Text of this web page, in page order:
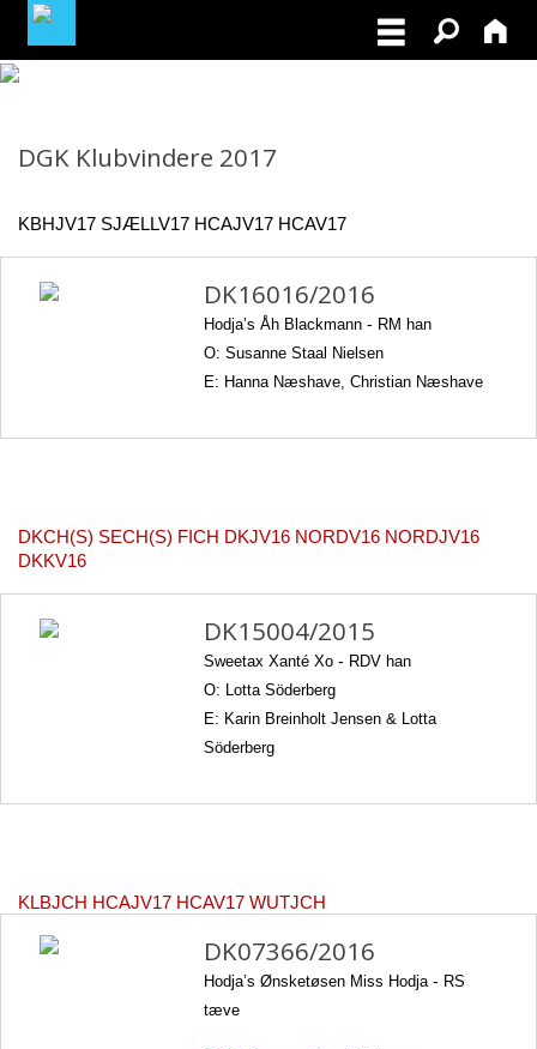
NORDISK MESTERSKAB I VILDTSPOR 2026
OPRET GRATIS ANNONCE PÅ
OPDRÆTTERVEJVISEREN
VIL DU BETÆNKE DGK MED EN ARV
TILSKUD TIL ØJENLYSNING OG
DGK Klubvindere 2017
KBHJV17 SJÆLLV17 HCAJV17 HCAV17
DK16016/2016
Hodja’s Åh Blackmann - RM han
O: Susanne Staal Nielsen
E: Hanna Næshave, Christian Næshave
DKCH(S) SECH(S) FICH DKJV16 NORDV16 NORDJV16
DKKV16
DK15004/2015
Sweetax Xanté Xo - RDV han
O: Lotta Söderberg
E: Karin Breinholt Jensen & Lotta
Söderberg
KLBJCH HCAJV17 HCAV17 WUTJCH
DK07366/2016
Hodja’s Ønsketøsen Miss Hodja- RS
tæve